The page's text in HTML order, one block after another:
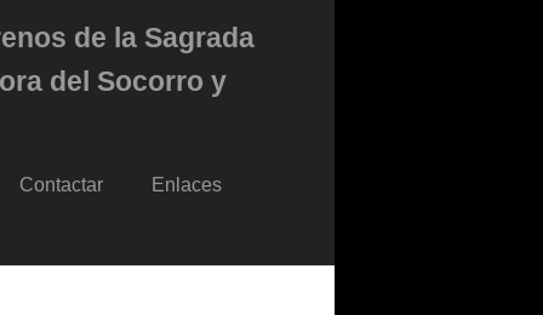
de la Sagrada
del Socorro y
Contactar Enlaces